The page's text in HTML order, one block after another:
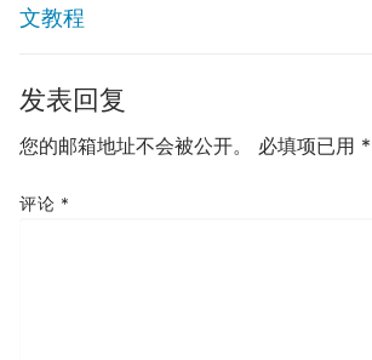
文教程
发表回复
您的邮箱地址不会被公开。 必填项已用 *
评论 *